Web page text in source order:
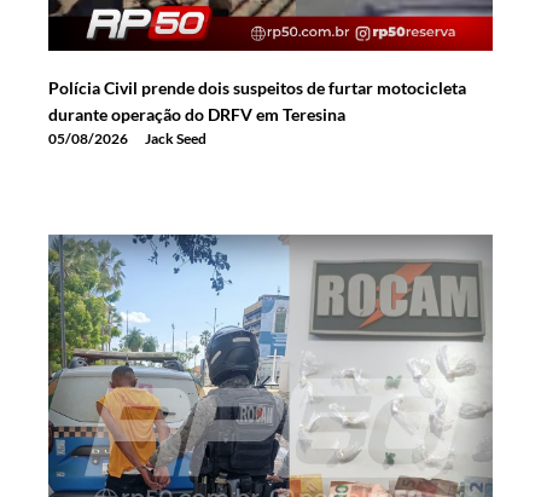
Polícia Civil prende dois suspeitos de furtar motocicleta
durante operação do DRFV em Teresina
05/08/2026 Jack Seed